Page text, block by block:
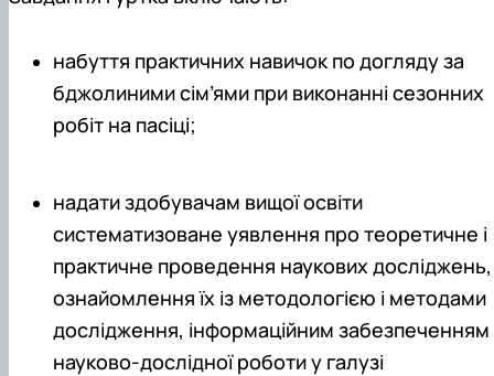
набуття практичних навичок по догляду за
бджолиними сім’ями при виконанні сезонних
робіт на пасіці;
надати здобувачам вищої освіти
систематизоване уявлення про теоретичне і
практичне проведення наукових досліджень,
ознайомлення їх із методологією і методами
дослідження, інформаційним забезпеченням
науково-дослідної роботи у галузі